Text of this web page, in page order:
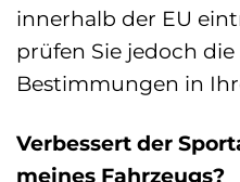
innerhalb der EU
prüfen Sie jedoch die
Bestimmungen in
Verbessert der
meines Fahrzeugs?